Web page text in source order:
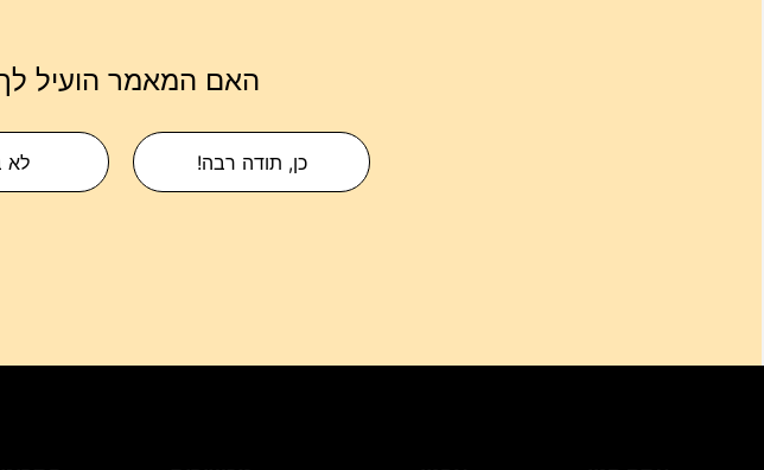
האם המאמר הועיל
כן, תודה רבה! לא